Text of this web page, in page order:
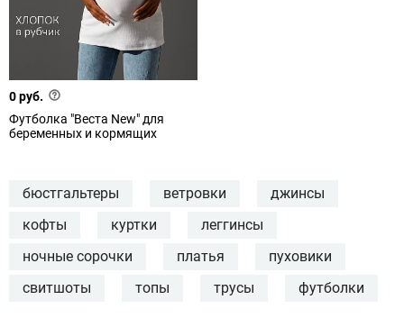
0 руб.
Футболка "Веста New" для
беременных и кормящих
бюстгальтеры ветровки
джинсы
кофты
куртки
леггинсы
ночные сорочки
платья
пуховики
свитшоты
топы трусы футболки